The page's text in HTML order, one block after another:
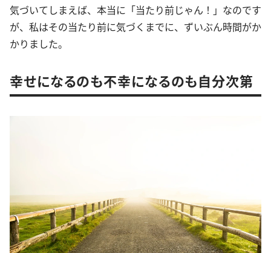
気づいてしまえば、本当に「当たり前じゃん！」なのです
が、私はその当たり前に気づくまでに、ずいぶん時間がか
かりました。
幸せになるのも不幸になるのも自分次第